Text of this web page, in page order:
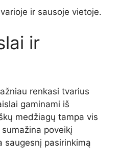
ir sausoje vietoje.
ir
renkasi tvarius
gaminami iš
medžiagų tampa vis
poveikį
saugesnį pasirinkimą